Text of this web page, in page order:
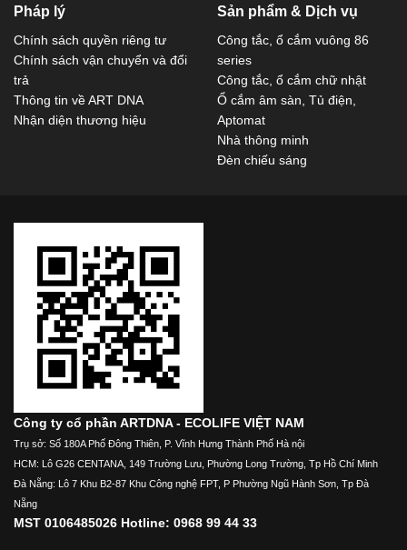
Pháp lý
Chính sách quyền riêng tư
Chính sách vận chuyển và đổi
trả
Thông tin về ART DNA
Nhận diện thương hiệu
Sản phẩm & Dịch vụ
Công tắc, ổ cắm vuông 86
series
Công tắc, ổ cắm chữ nhật
Ổ cắm âm sàn, Tủ điện,
Aptomat
Nhà thông minh
Đèn chiếu sáng
Công ty cổ phần ARTDNA - ECOLIFE VIỆT NAM
Trụ sở: Số 180A Phố Đông Thiên, P. Vĩnh Hưng Thành Phố Hà nội
HCM: Lô G26 CENTANA, 149 Trường Lưu, Phường Long Trường, Tp Hồ Chí Minh
Đà Nẵng: Lô 7 Khu B2-87 Khu Công nghệ FPT, P Phường Ngũ Hành Sơn, Tp Đà
Nẵng
MST 0106485026 Hotline: 0968 99 44 33